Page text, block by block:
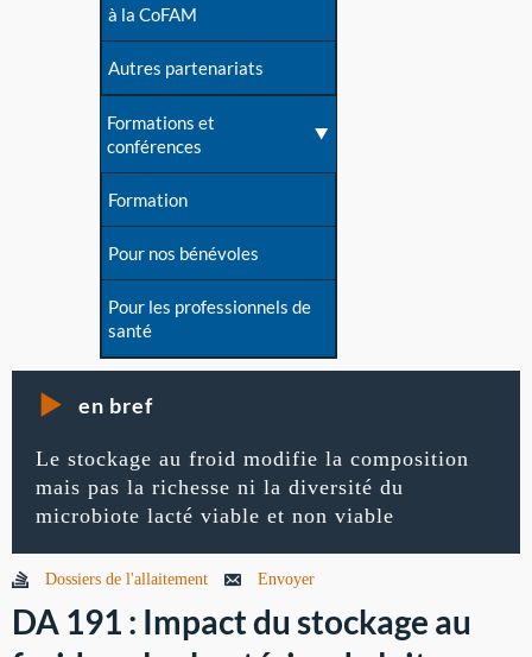
à la CoFAM
Autres partenariats
Formations et
conférences
Formation
Pour nos bénévoles
Pour les professionnels de
santé
en bref
Le stockage au froid modifie la composition
mais pas la richesse ni la diversité du
microbiote lacté viable et non viable
Dossiers de l'allaitement Envoyer
DA 191 : Impact du stockage au